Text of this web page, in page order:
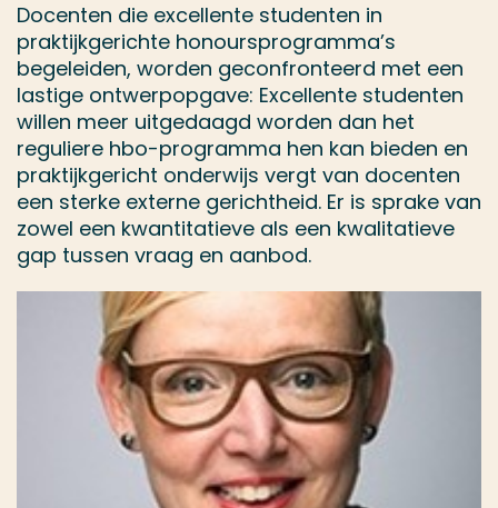
Docenten die excellente studenten in
praktijkgerichte honoursprogramma’s
begeleiden, worden geconfronteerd met een
lastige ontwerpopgave: Excellente studenten
willen meer uitgedaagd worden dan het
reguliere hbo-programma hen kan bieden en
praktijkgericht onderwijs vergt van docenten
een sterke externe gerichtheid. Er is sprake van
zowel een kwantitatieve als een kwalitatieve
gap tussen vraag en aanbod.